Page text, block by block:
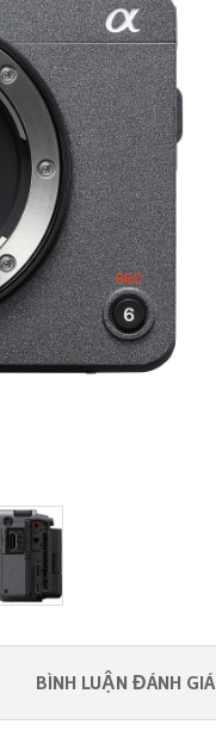
BÌNH LUẬN ĐÁNH GIÁ